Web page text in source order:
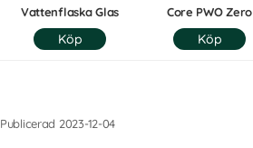
Vattenflaska Glas Core PWO Zero
Publicerad 2023-12-04